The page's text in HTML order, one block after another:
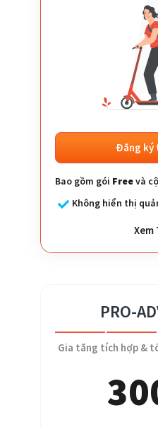
Đăng ký
Bao gồm gói Freevà
Không hiển thị
Gửi tin nhắn trúng
50 lượt chơi/ngày
Xem
PRO-
Gia tăng tích hợp &